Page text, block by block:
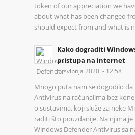
token of our appreciation we
about what has been changed
should expect from and what is
Kako dograditi
pristupa na internet
5. svibnja 2020. - 12:58
Mnogo puta nam se dogodilo
Antivirus na računalima bez
o sustavima, koji služe za neke
raditi što pouzdanije. Na njima
Windows Defender Antivirus sa